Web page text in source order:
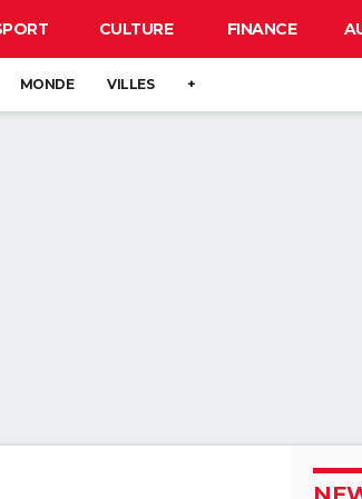
CULTURE FINANCE
MONDE VILLES +